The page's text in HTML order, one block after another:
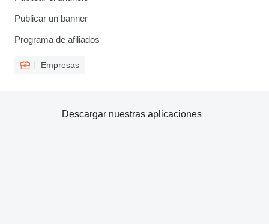
Publicar un banner
Programa de afiliados
Empresas
Descargar nuestras aplicaciones